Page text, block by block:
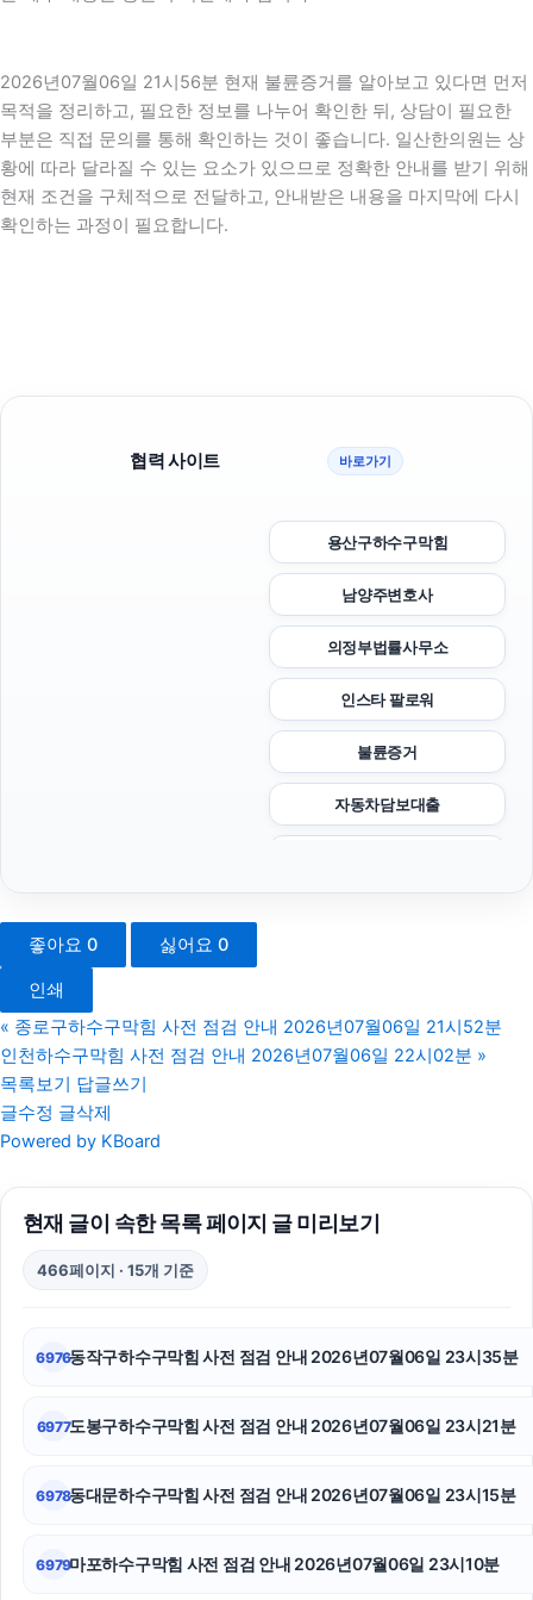
2026년07월06일 21시56분 현재 불륜증거를 알아보고 있다면 먼저
목적을 정리하고, 필요한 정보를 나누어 확인한 뒤, 상담이 필요한
부분은 직접 문의를 통해 확인하는 것이 좋습니다. 일산한의원는 상
황에 따라 달라질 수 있는 요소가 있으므로 정확한 안내를 받기 위해
현재 조건을 구체적으로 전달하고, 안내받은 내용을 마지막에 다시
확인하는 과정이 필요합니다.
협력 사이트 바로가기
용산구하수구막힘
남양주변호사
의정부법률사무소
인스타 팔로워
불륜증거
자동차담보대출
인스타그램 좋아요 구매
이혼소송
sns마케팅
강동구하수구막힘
강아지파양
좋아요 0 싫어요 0
인쇄
« 종로구하수구막힘 사전 점검 안내 2026년07월06일 21시52분
인천하수구막힘 사전 점검 안내 2026년07월06일 22시02분 »
목록보기
답글쓰기
글수정 글삭제
Powered by KBoard
현재 글이 속한 목록 페이지 글 미리보기
466페이지 · 15개 기준
6976동작구하수구막힘 사전 점검 안내 2026년07월06일 23시35분
6977도봉구하수구막힘 사전 점검 안내 2026년07월06일 23시21분
6978동대문하수구막힘 사전 점검 안내 2026년07월06일 23시15분
6979마포하수구막힘 사전 점검 안내 2026년07월06일 23시10분